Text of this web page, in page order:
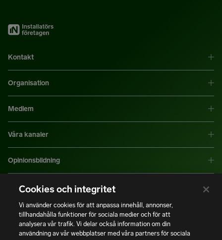
Kontakt
Organisation
Medlem
Våra kanaler
Opinionsbildning
Mer information
Integritetspolicy | Användning av cookies | Bli medlem
Cookies och integritet
Vi använder cookies för att anpassa innehåll, annonser,
tillhandahålla funktioner för sociala medier och för att
analysera vår trafik. Vi delar också information om din
användning av vår webbplatser med våra partners för sociala